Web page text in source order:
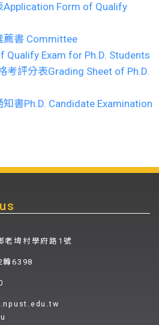
Form of Qualify
薦書 Committee
Qualify Exam for Ph.D. Students
考評分表Grading Sheet of Ph.D.
書Ph.D. Candidate Examination
老埤村學府路1號
轉6398